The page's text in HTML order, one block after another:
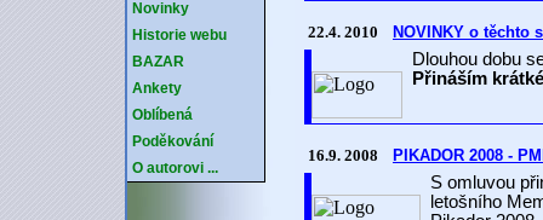
Novinky
Historie webu
BAZAR
Ankety
Oblíbená
Poděkování
O autorovi ...